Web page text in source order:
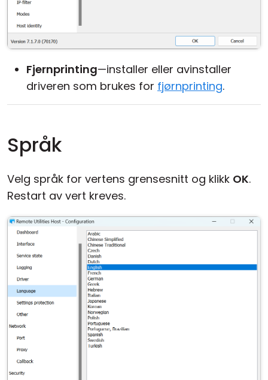
Fjernprinting—installer eller avinstaller
driveren som brukes for fjørnprinting.
Språk
Velg språk for vertens grensesnitt og klikk OK.
Restart av vert kreves.